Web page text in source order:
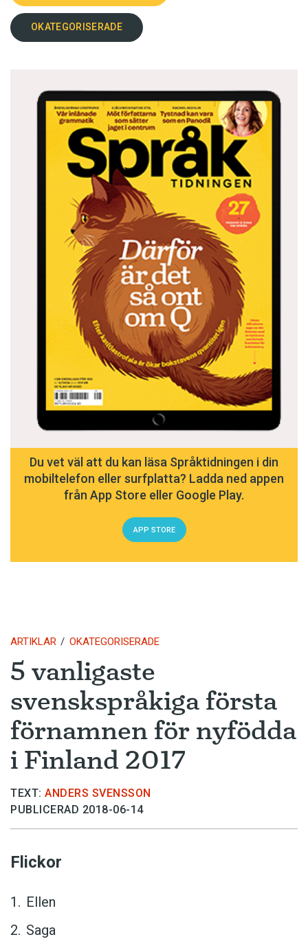
OKATEGORISERADE
Du vet väl att du kan läsa Språktidningen i din
mobiltelefon eller surfplatta? Ladda ned appen
från App Store eller Google Play.
APP STORE
ARTIKLAR OKATEGORISERADE
5 vanligaste
svenskspråkiga första
förnamnen för nyfödda
i Finland 2017
TEXT: ANDERS SVENSSON
PUBLICERAD 2018-06-14
Flickor
Ellen
Saga